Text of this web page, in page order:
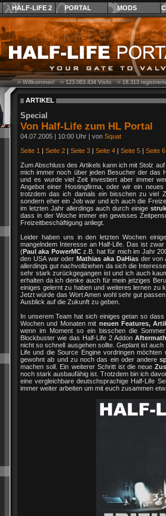
HALF-LIFE 2 PORTAL MODS
›› Willkommen! ››123.063.434Visits ››18.313
ARTIKEL
Special
Von Half-Life zum HL Portal
04.07.2005 | 10:00 Uhr | von Squat
Seite 1 | Seite 2 | Seite 3 | Seite 4 | Seite 5 | Seite 6
Zum Abschluss des Artikels kann ich mit Stolz
mich immer noch über jeden Besucher der das
und es wurde viel Zeit investiert aber immer
Angebot einer Hostingfirma, oder wir ein
trotzdem das ich damals ein bisschen zu viel
sondern eher ein Job war und ich auch die
im letzten Jahr allerdings auch durch einige
dass in der Woche immer ein gewisses
Freizeitbeschäftigung anliegt.
Leider haben uns in den letzten Wochen
mangelndem Interesse an Half-Life. Das ist
(Paul aka PowerMCz.B. hat für mich im Jahr
den USA war oderMathias aka DaHiasder von
allerdings gut nachvollziehen da sich die
sehr stark zurückgegangen ist und ich auch
erhalten da ich denke auch für mein jetziges
einiges gelernt zu haben und weiteres lernen zu
Jetzt würde das Wort Amen wohl sehr gut
Ausblick auf die Zukunft zu geben.
In unserem Team hat sich einiges getan so
Wochen und Monaten mit neuen Features,
wenn im Moment so ein bisschen die
Blockbuster wie das Half-Life 2 Addon Aftermath
nicht so schnell ausgehen sollte. Geplant ist auch
Life und die Source Engine vordringen
gewohnt ab und zu noch das ein oder andere
machen soll. Ein weiterer Schritt ist die neue
noch stark ausbaufähig ist. Trotzdem bin ich
eine vergleichbare deutschsprachige Half-Life
immer weiter arbeiten um mit euch zusammen